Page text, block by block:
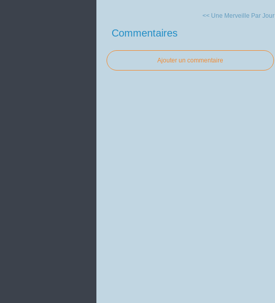
<< Une Merveille Par Jour
Commentaires
Ajouter un commentaire